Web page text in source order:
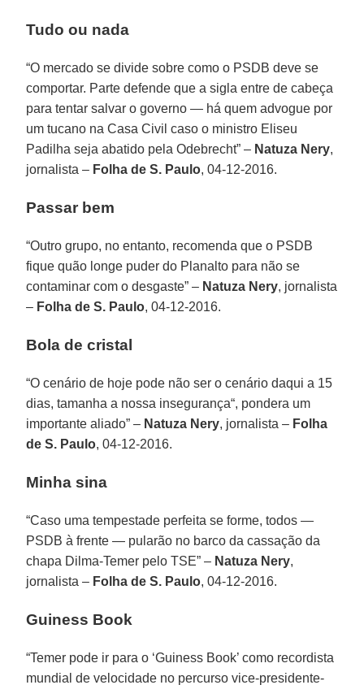
Tudo ou nada
“O mercado se divide sobre como o PSDB deve se
comportar. Parte defende que a sigla entre de cabeça
para tentar salvar o governo — há quem advogue por
um tucano na Casa Civil caso o ministro Eliseu
Padilha seja abatido pela Odebrecht” – Natuza Nery,
jornalista – Folha de S. Paulo, 04-12-2016.
Passar bem
“Outro grupo, no entanto, recomenda que o PSDB
fique quão longe puder do Planalto para não se
contaminar com o desgaste” – Natuza Nery, jornalista
– Folha de S. Paulo, 04-12-2016.
Bola de cristal
“O cenário de hoje pode não ser o cenário daqui a 15
dias, tamanha a nossa insegurança“, pondera um
importante aliado” – Natuza Nery, jornalista – Folha
de S. Paulo, 04-12-2016.
Minha sina
“Caso uma tempestade perfeita se forme, todos —
PSDB à frente — pularão no barco da cassação da
chapa Dilma-Temer pelo TSE” – Natuza Nery,
jornalista – Folha de S. Paulo, 04-12-2016.
Guiness Book
“Temer pode ir para o ‘Guiness Book’ como recordista
mundial de velocidade no percurso vice-presidente-